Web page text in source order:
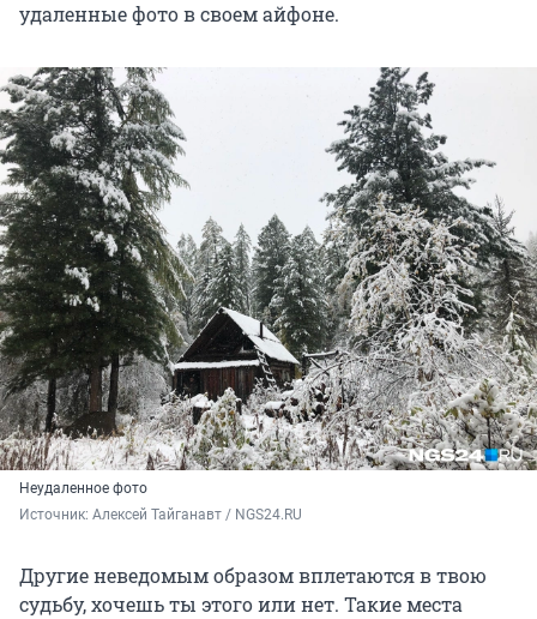
удаленные фото в своем айфоне.
Неудаленное фото
Источник: Алексей Тайганавт / NGS24.RU
Другие неведомым образом вплетаются в твою
судьбу, хочешь ты этого или нет. Такие места